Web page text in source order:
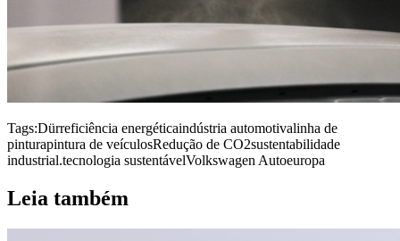
Tags:Dürreficiência energéticaindústria automotivalinha de
pinturapintura de veículosRedução de CO2sustentabilidade
industrial.tecnologia sustentávelVolkswagen Autoeuropa
Leia também